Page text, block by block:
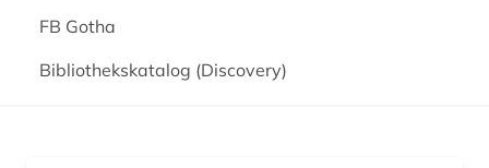
FB Gotha
Bibliothekskatalog (Discovery)